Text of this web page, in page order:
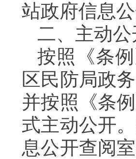
站政府信息公
二、主动
按照《条
区民防局政
并按照《条
式主动公开
息公开查阅